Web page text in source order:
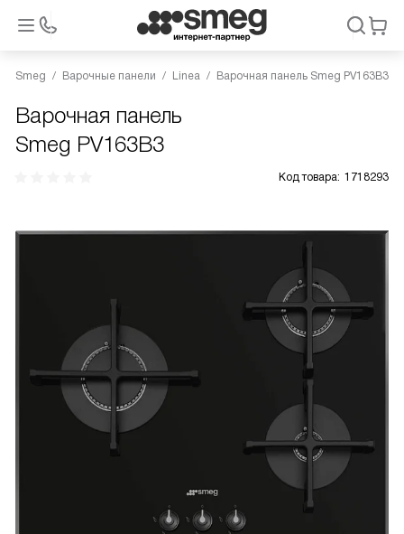
Smeg Варочные панели Linea Варочная панель Smeg PV163B3
Варочная панель
Smeg PV163B3
Код товара: 1718293